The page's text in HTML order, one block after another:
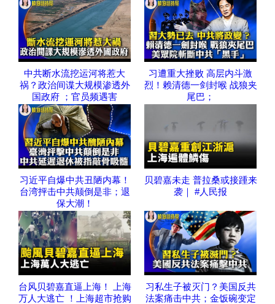
中共断水流挖运河将惹大
祸？政治间谍大规模渗透外
国政府 ；官员频遇害
习遭重大挫败 高层内斗激
烈！赖清德一剑封喉 战狼夹
尾巴；
习近平自爆中共丑陋内幕！
台湾抨击中共颠倒是非；退
保大潮！
贝碧嘉未走 普拉桑或接踵来
袭｜ #人民报
台风贝碧嘉直逼上海！ 上海
万人大逃亡 ！上海超市抢购
习私生子被灭门？美国反共
法案痛击中共；金饭碗变定